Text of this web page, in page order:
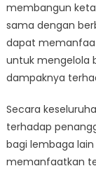
membangun
sama dengan
dapat
untuk mengelola
dampaknya
Secara
terhadap
bagi lembaga
memanfaatkan